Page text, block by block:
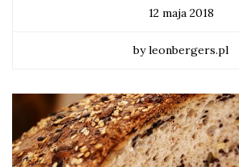
12 maja 2018
by leonbergers.pl